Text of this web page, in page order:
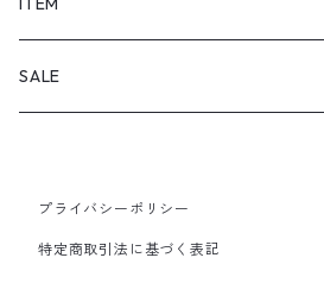
PANTS
SALE
PANTS
プライバシーポリシー
特定商取引法に基づく表記